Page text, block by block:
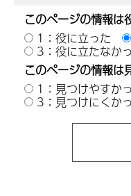
このページの情報は
1：役に立った
3：役に立たなか
このページの情報は
1：見つけやすか
3：見つけにくか